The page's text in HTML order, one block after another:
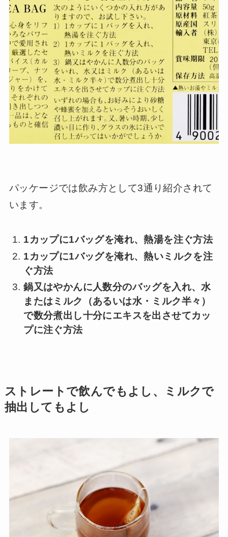
パッケージでは飲み方として3通り紹介されて
います。
1カップに1バッグを淹れ、熱湯を注ぐ方法
1カップに1バッグを淹れ、熱いミルクを注
ぐ方法
鍋又はやかんに人数分のバッグを入れ、水
またはミルク（あるいは水・ミルク半々）
で数分煮出し十分にエキスを出させてカッ
プに注ぐ方法
ストレートで飲んでもよし、ミルクで
抽出してもよし